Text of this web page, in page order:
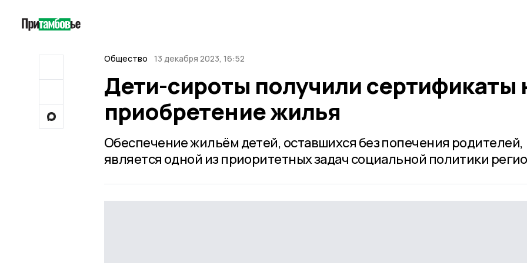
Общество 13 декабря 2023, 16:52
Дети-сироты получили сертификаты
приобретение жилья
Обеспечение жильём детей, оставшихся без попечения родителей,
является одной из приоритетных задач социальной политики